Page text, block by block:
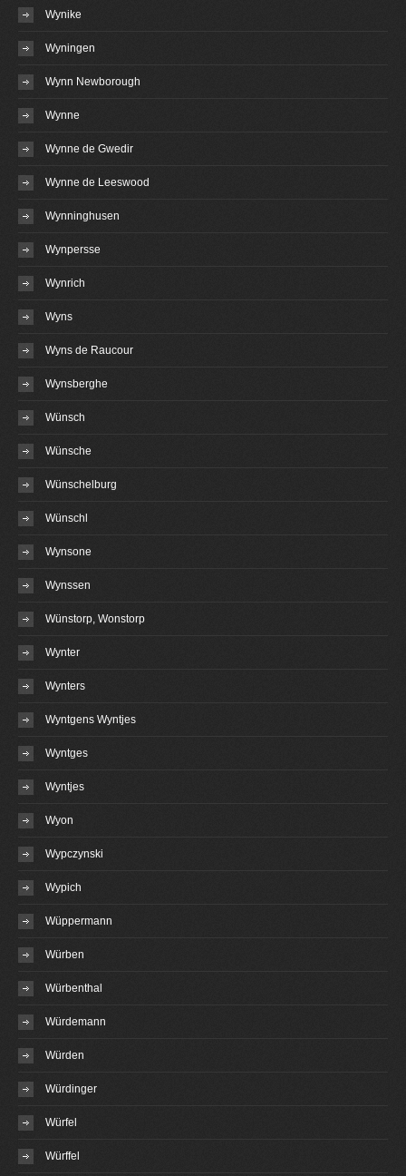
Wynike
Wyningen
Wynn Newborough
Wynne
Wynne de Gwedir
Wynne de Leeswood
Wynninghusen
Wynpersse
Wynrich
Wyns
Wyns de Raucour
Wynsberghe
Wünsch
Wünsche
Wünschelburg
Wünschl
Wynsone
Wynssen
Wünstorp, Wonstorp
Wynter
Wynters
Wyntgens Wyntjes
Wyntges
Wyntjes
Wyon
Wypczynski
Wypich
Wüppermann
Würben
Würbenthal
Würdemann
Würden
Würdinger
Würfel
Würffel